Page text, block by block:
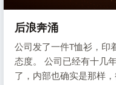
后浪奔涌
公司发了一件T恤衫，印
态度。 公司已经有十几
了，内部也确实是那样